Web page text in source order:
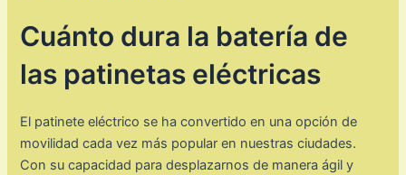
Cuánto dura la batería de
las patinetas eléctricas
El patinete eléctrico se ha convertido en una opción de
movilidad cada vez más popular en nuestras ciudades.
Con su capacidad para desplazarnos de manera ágil y